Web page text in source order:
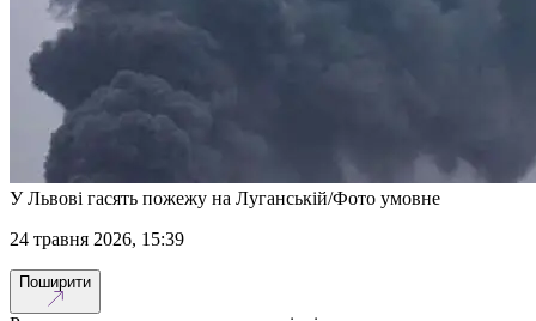
У Львові гасять пожежу на Луганській/Фото умовне
24 травня 2026, 15:39
Поширити